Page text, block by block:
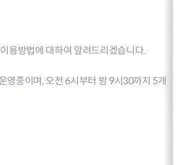
용방법에 대하여 알려드리겠습니다.
영중이며, 오전 6시부터 밤 9시30까지 5개